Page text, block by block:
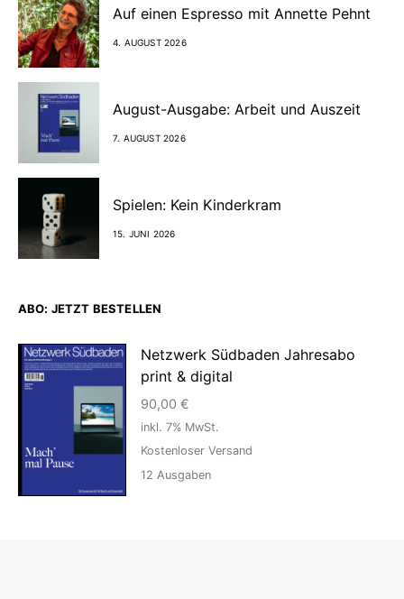
Auf einen Espresso mit Annette Pehnt
4. AUGUST 2026
August-Ausgabe: Arbeit und Auszeit
7. AUGUST 2026
Spielen: Kein Kinderkram
15. JUNI 2026
ABO: JETZT BESTELLEN
Netzwerk Südbaden Jahresabo
print & digital
90,00 €
inkl. 7% MwSt.
Kostenloser Versand
12 Ausgaben